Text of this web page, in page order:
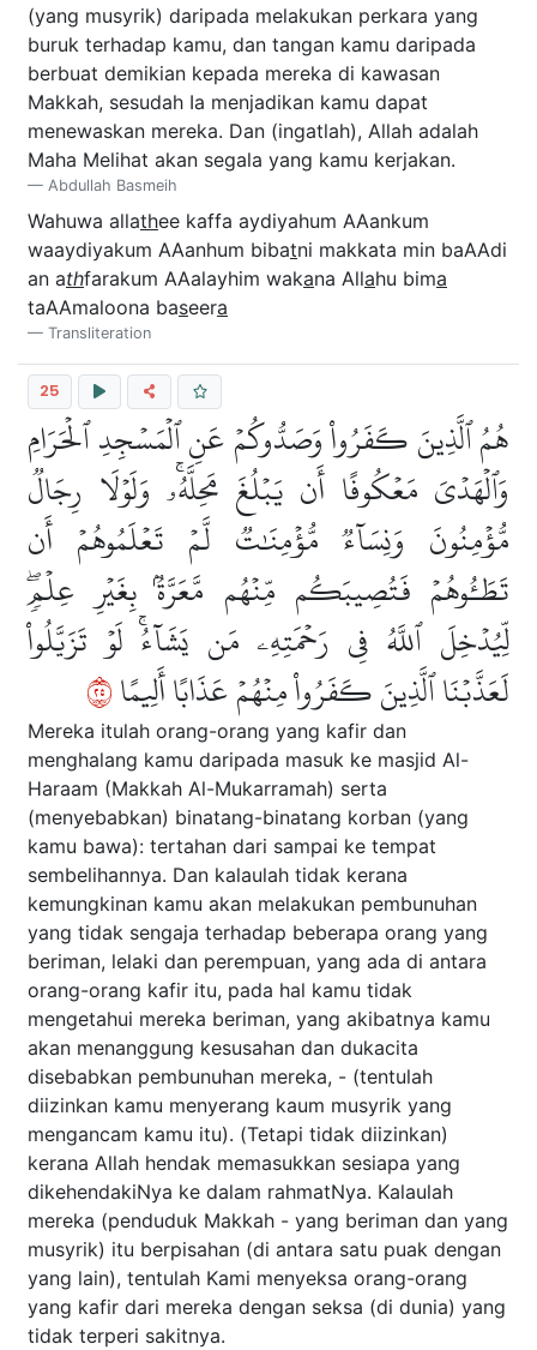
(yang musyrik) daripada melakukan perkara yang
buruk terhadap kamu, dan tangan kamu daripada
berbuat demikian kepada mereka di kawasan
Makkah, sesudah Ia menjadikan kamu dapat
menewaskan mereka. Dan (ingatlah), Allah adalah
Maha Melihat akan segala yang kamu kerjakan.
Abdullah Basmeih
Wahuwa allathee kaffa aydiyahum AAankum
waaydiyakum AAanhum bibatni makkata min baAAdi
an athfarakum AAalayhim wakana Allahu bima
taAAmaloona baseera
Transliteration
25
هُمُ ٱلَّذِينَ كَفَرُواْ وَصَدُّوكُمۡ عَنِ ٱلۡمَسۡجِدِ ٱلۡحَرَامِ
وَٱلۡهَدۡيَ مَعۡكُوفًا أَن يَبۡلُغَ مَحِلَّهُۥۚ وَلَوۡلَا رِجَالٞ
مُّؤۡمِنُونَ وَنِسَآءٞ مُّؤۡمِنَٰتٞ لَّمۡ تَعۡلَمُوهُمۡ أَن
تَطَـُٔوهُمۡ فَتُصِيبَكُم مِّنۡهُم مَّعَرَّةُۢ بِغَيۡرِ عِلۡمٖۖ
لِّيُدۡخِلَ ٱللَّهُ فِي رَحۡمَتِهِۦ مَن يَشَآءُۚ لَوۡ تَزَيَّلُواْ
لَعَذَّبۡنَا ٱلَّذِينَ كَفَرُواْ مِنۡهُمۡ عَذَابًا أَلِيمًا٥٢
Mereka itulah orang-orang yang kafir dan
menghalang kamu daripada masuk ke masjid Al-
Haraam (Makkah Al-Mukarramah) serta
(menyebabkan) binatang-binatang korban (yang
kamu bawa): tertahan dari sampai ke tempat
sembelihannya. Dan kalaulah tidak kerana
kemungkinan kamu akan melakukan pembunuhan
yang tidak sengaja terhadap beberapa orang yang
beriman, lelaki dan perempuan, yang ada di antara
orang-orang kafir itu, pada hal kamu tidak
mengetahui mereka beriman, yang akibatnya kamu
akan menanggung kesusahan dan dukacita
disebabkan pembunuhan mereka, - (tentulah
diizinkan kamu menyerang kaum musyrik yang
mengancam kamu itu). (Tetapi tidak diizinkan)
kerana Allah hendak memasukkan sesiapa yang
dikehendakiNya ke dalam rahmatNya. Kalaulah
mereka (penduduk Makkah - yang beriman dan yang
musyrik) itu berpisahan (di antara satu puak dengan
yang lain), tentulah Kami menyeksa orang-orang
yang kafir dari mereka dengan seksa (di dunia) yang
tidak terperi sakitnya.